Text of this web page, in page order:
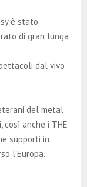
è stato
di gran lunga
dal vivo
del metal
così anche i THE
supporti in
l’Europa.